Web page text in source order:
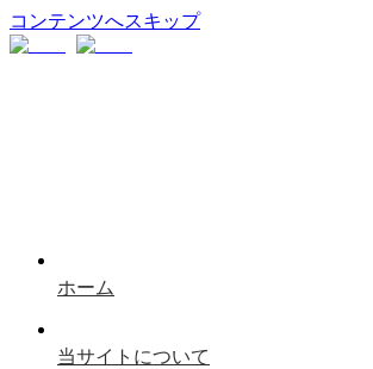
コンテンツへスキップ
ホーム
当サイトについて